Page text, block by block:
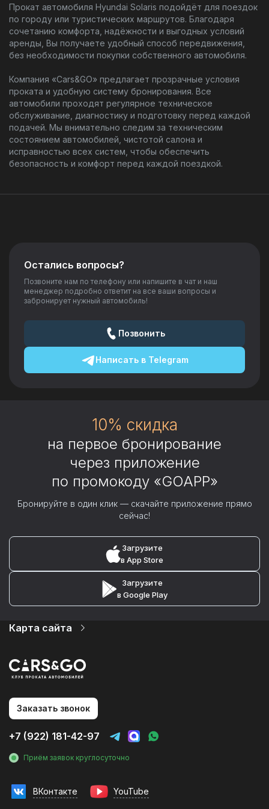
Прокат автомобиля Hyundai Solaris подойдёт для поездок
по городу или туристических маршрутов. Благодаря
сочетанию комфорта, надёжности и выгодных условий
аренды, Вы получаете удобный способ передвижения,
без необходимости покупки собственного автомобиля.
Компания «Cars&GO» предлагает прозрачные условия
проката и удобную систему бронирования. Все
автомобили проходят регулярное техническое
обслуживание, диагностику и подготовку перед каждой
подачей. Мы внимательно следим за техническим
состоянием автомобилей, чистотой салона и
исправностью всех систем, чтобы обеспечить
безопасность и комфорт перед каждой поездкой.
Остались вопросы?
Позвоните нам по телефону или напишите в чат и наш
менеджер подробно ответит на все ваши вопросы и
забронирует нужный автомобиль!
Позвонить
Написать вTelegram
10% скидка
на первое бронирование
через приложение
по промокоду «GOAPP»
Бронируйте в один клик — скачайте приложение прямо
сейчас!
Загрузите
в App Store
Загрузите
в Google Play
Карта сайта
Услуги
О компании
Статьи и Новости
Контакты
Аренда без водителя
Трансфер в аэропорт
Трансфер на вокзал
Инвестиции в прокат
Заказать звонок
+7 (922) 181-42-97
Приём заявок круглосуточно
ВКонтакте YouTube